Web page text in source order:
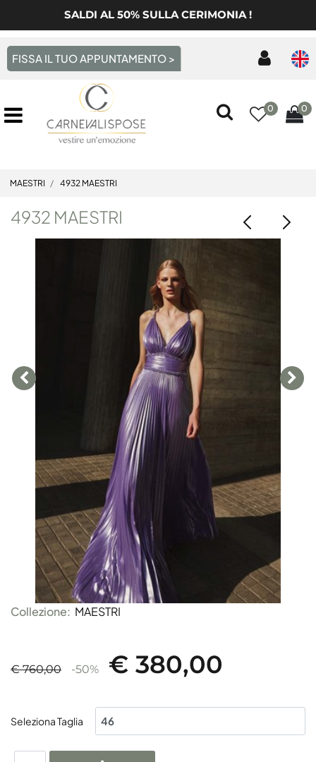
SALDI AL 50% SULLA CERIMONIA !
FISSA IL TUO APPUNTAMENTO >
Open menu 0 0
MAESTRI 4932 MAESTRI
4932 MAESTRI
Collezione: MAESTRI
€ 760,00 -50% € 380,00
Seleziona Taglia